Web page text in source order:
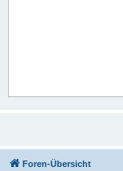
Foren-Übersicht